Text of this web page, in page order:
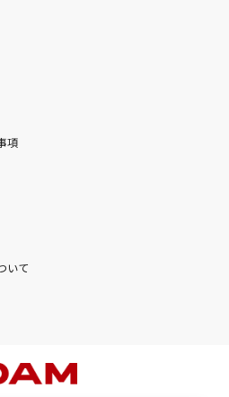
項
いて